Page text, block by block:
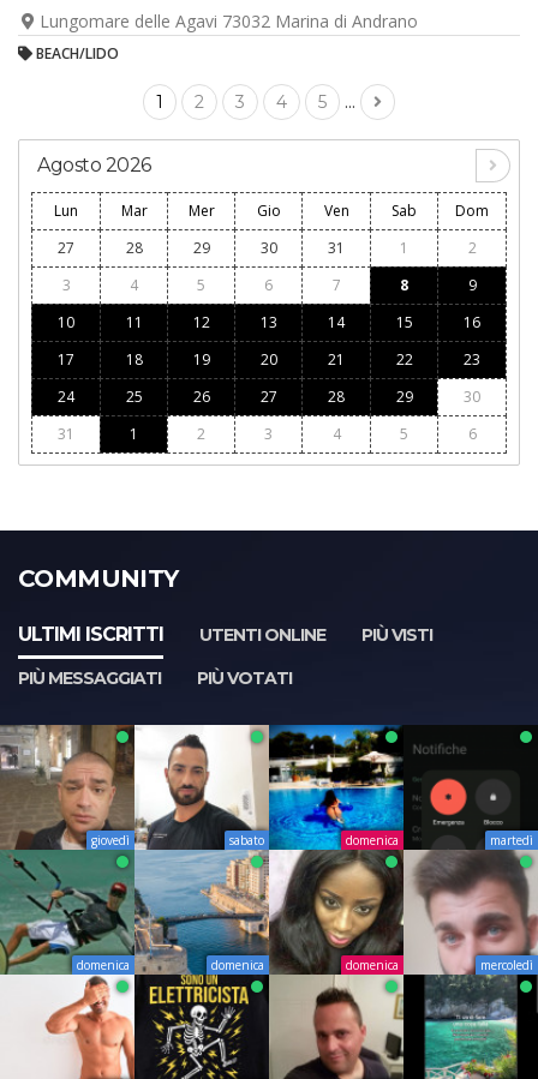
Lungomare delle Agavi 73032 Marina di Andrano
BEACH/LIDO
1 2 3 4 5 ...
Agosto 2026
Lun Mar Mer Gio Ven Sab
Dom
27
28 29 30 31 1
2
3
4 5 6 7 8
9
10
11 12 13 14 15
16
17
18 19 20 21 22
23
24
25 26 27 28 29
30
31
1 2 3 4 5 6
COMMUNITY
ULTIMI ISCRITTI UTENTI ONLINE
PIÙ VISTI
PIÙ MESSAGGIATI
PIÙ VOTATI
giovedì sabato domenica martedì
domenica domenica domenica mercoledì